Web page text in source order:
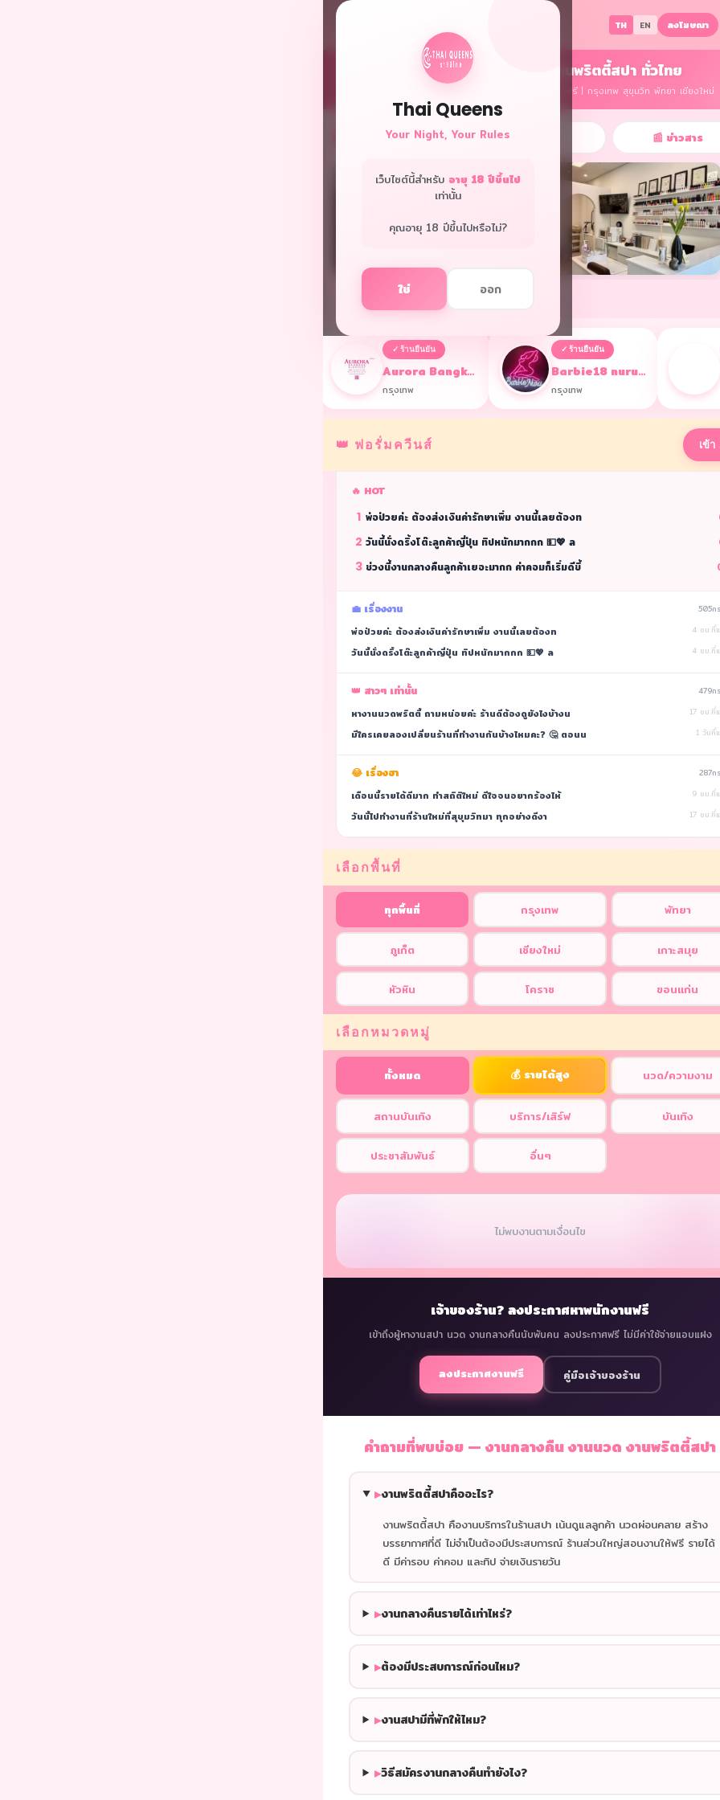
Thai Queens
Your Night, Your Rules
เว็บไซต์นี้สำหรับ อายุ 18 ปีขึ้นไป
เท่านั้น
คุณอายุ 18 ปีขึ้นไปหรือไม่?
ใช่ ออก
TH EN ลงโฆษณา
หางานกลางคืน งานนวด งานพริตตี้สปา ทั่วไทย
รายได้ดี รับเงินรายวัน ไม่ต้องมีประสบการณ์ มีที่พักฟรี | กรุงเทพ สุขุมวิท พัทยา เชียงใหม่
🌟 เรื่องจริง 📰 ข่าวสาร
โควิดปิดบาร์ แต่เปิดทางใหม่ — จาก
สาวอาโกโก้สู่แม่ค้าออนไลน์
2026.02.17
✓ ร้านยืนยัน
Aurora Bangkok Massage
กรุงเทพ
✓ ร้านยืนยัน
Barbie18 nuru massage
กรุงเทพ
👑 ฟอรั่มควีนส์ เข้
🔥 HOT
1 พ่อป่วยค่ะ ต้องส่งเงินค่ารักษาเพิ่ม งานนี้เลยต้องท
2 วันนี้นั่งดริ้งโต๊ะลูกค้าญี่ปุ่น ทิปหนักมากกก 💵💖 ล
3 ช่วงนี้งานกลางคืนลูกค้าเยอะมากก ค่าคอมก็เริ่มดีขึ้
💼 เรื่องงาน 505ก
พ่อป่วยค่ะ ต้องส่งเงินค่ารักษาเพิ่ม งานนี้เลยต้องท 4 ชม.ที่
วันนี้นั่งดริ้งโต๊ะลูกค้าญี่ปุ่น ทิปหนักมากกก 💵💖 ล 4 ชม.ที่
👑 สาวๆ เท่านั้น 479ก
หางานนวดพริตตี้ ถามหน่อยค่ะ ร้านดีต้องดูยังไงบ้างน 17 ชม.ที่
มีใครเคยลองเปลี่ยนร้านที่ทำงานกันบ้างไหมคะ? 🤔 ตอนน 1 วันที่
😂 เรื่องฮา 287ก
เดือนนี้รายได้ดีมาก ทำสถิติใหม่ ดีใจจนอยากร้องไห้ 9 ชม.ที่
วันนี้ไปทำงานที่ร้านใหม่ที่สุขุมวิทมา ทุกอย่างดีงา 17 ชม.ที่
เลือกพื้นที่
ทุกพื้นที่ กรุงเทพ พัทยา
ภูเก็ต เชียงใหม่ เกาะสมุย
หัวหิน โคราช ขอนแก่น
เลือกหมวดหมู่
ทั้งหมด 💰 รายได้สูง นวด/ความงาม
สถานบันเทิง บริการ/เสิร์ฟ บันเทิง
ประชาสัมพันธ์ อื่นๆ
ไม่พบงานตามเงื่อนไข
เจ้าของร้าน? ลงประกาศหาพนักงานฟรี
เข้าถึงผู้หางานสปา นวด งานกลางคืนนับพันคน ลงประกาศฟรี ไม่มีค่าใช้จ่ายแอบแฝง
ลงประกาศงานฟรี คู่มือเจ้าของร้าน
คำถามที่พบบ่อย — งานกลางคืน งานนวด งานพริตตี้สปา
▸งานพริตตี้สปาคืออะไร?
งานพริตตี้สปา คืองานบริการในร้านสปา เน้นดูแลลูกค้า นวดผ่อนคลาย สร้าง
บรรยากาศที่ดี ไม่จำเป็นต้องมีประสบการณ์ ร้านส่วนใหญ่สอนงานให้ฟรี รายได้
ดี มีค่ารอบ ค่าคอม และทิป จ่ายเงินรายวัน
▸งานกลางคืนรายได้เท่าไหร่?
▸ต้องมีประสบการณ์ก่อนไหม?
▸งานสปามีที่พักให้ไหม?
▸วิธีสมัครงานกลางคืนทำยังไง?